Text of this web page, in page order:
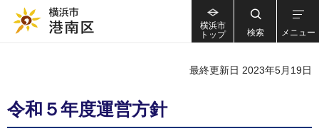
横浜市
トップ
検索 メニュー
最終更新日 2023年5月19日
令和５年度運営方針